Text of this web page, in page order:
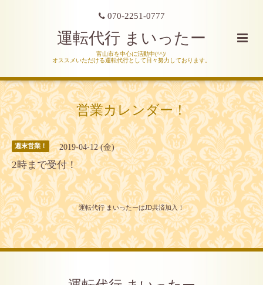
070-2251-0777
運転代行 まいったー
富山市を中心に活動中(^^)/
オススメいただける運転代行として日々努力しております。
営業カレンダー！
週末営業！ 2019-04-12 (金)
2時まで受付！
運転代行 まいったーはJD共済加入！